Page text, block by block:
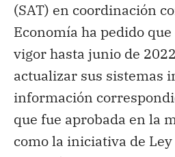
(SAT) en coordinación
Economía ha pedido
vigor hasta junio de
actualizar sus sistemas
información
que fue aprobada en la
como la iniciativa de